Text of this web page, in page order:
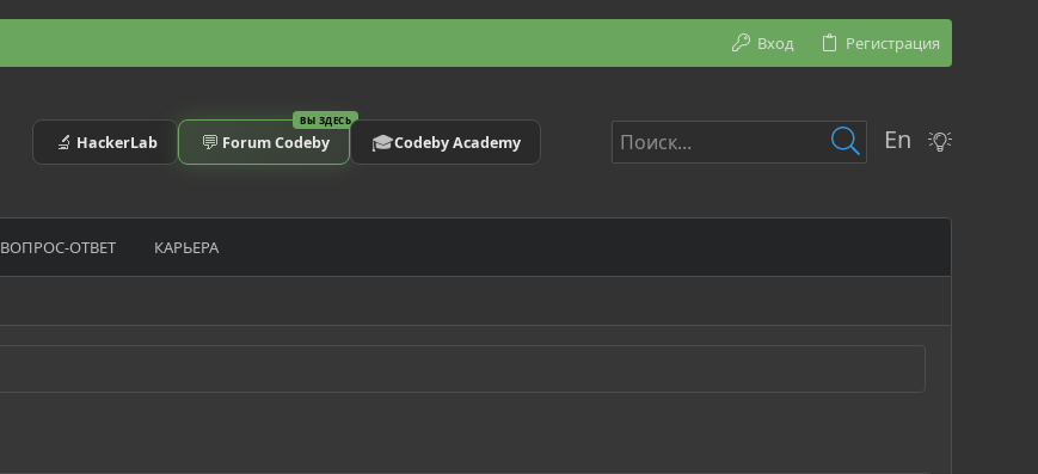
Вход Регистрация
🔬 HackerLab
ВЫ ЗДЕСЬ
💬 Forum Codeby 🎓Codeby Academy En
ВОПРОС-ОТВЕТ КАРЬЕРА